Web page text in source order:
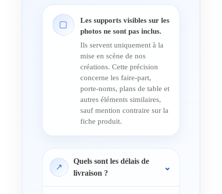
▢
Les supports visibles sur les
photos ne sont pas inclus.
Ils servent uniquement à la
mise en scène de nos
créations. Cette précision
concerne les faire-part,
porte-noms, plans de table et
autres éléments similaires,
sauf mention contraire sur la
fiche produit.
↗
Quels sont les délais de
livraison ?